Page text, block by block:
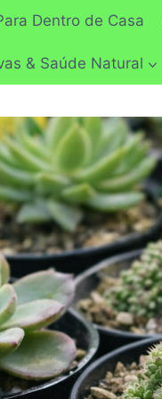
Dentro de Casa
& Saúde Natural